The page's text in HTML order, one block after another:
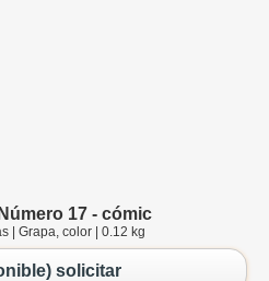
17 - cómic
| Grapa, color | 0.12 kg
solicitar